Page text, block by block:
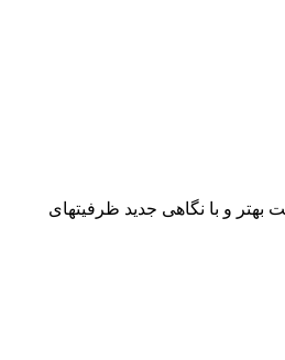
و با نگاهی جدید ظرفیتهای